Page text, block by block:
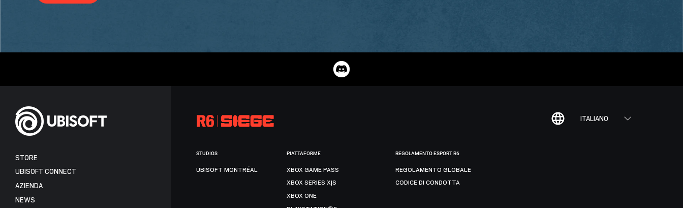
ITALIANO
STORE
UBISOFT CONNECT
AZIENDA
NEWS
STUDIOS
UBISOFT MONTRÉAL
PIATTAFORME
XBOX GAME PASS
XBOX SERIES X|S
XBOX ONE
REGOLAMENTO ESPORT R6
REGOLAMENTO GLOBALE
CODICE DI CONDOTTA